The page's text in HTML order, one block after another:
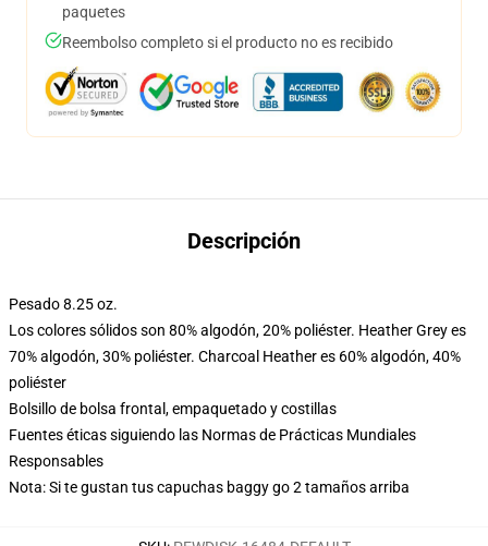
paquetes
Reembolso completo si el producto no es recibido
Descripción
Pesado 8.25 oz.
Los colores sólidos son 80% algodón, 20% poliéster. Heather Grey es
70% algodón, 30% poliéster. Charcoal Heather es 60% algodón, 40%
poliéster
Bolsillo de bolsa frontal, empaquetado y costillas
Fuentes éticas siguiendo las Normas de Prácticas Mundiales
Responsables
Nota: Si te gustan tus capuchas baggy go 2 tamaños arriba